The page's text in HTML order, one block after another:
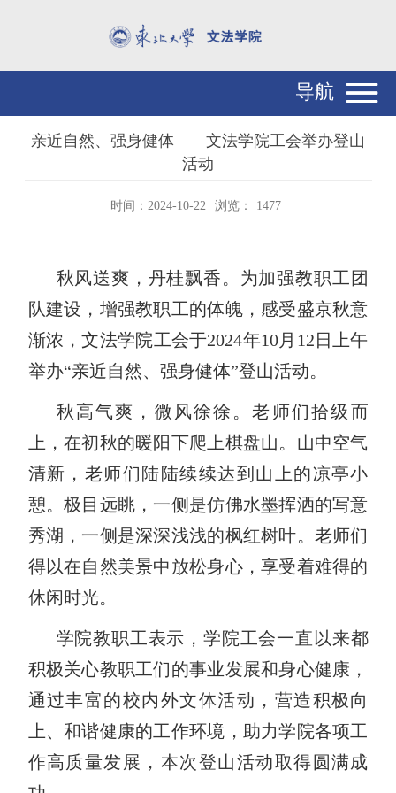
导航
亲近自然、强身健体——文法学院工会举办登山
活动
时间：2024-10-22 浏览： 1477
秋风送爽，丹桂飘香。为加强教职工团
队建设，增强教职工的体魄，感受盛京秋意
渐浓，文法学院工会于2024年10月12日上午
举办“亲近自然、强身健体”登山活动。
秋高气爽，微风徐徐。老师们拾级而
上，在初秋的暖阳下爬上棋盘山。山中空气
清新，老师们陆陆续续达到山上的凉亭小
憩。极目远眺，一侧是仿佛水墨挥洒的写意
秀湖，一侧是深深浅浅的枫红树叶。老师们
得以在自然美景中放松身心，享受着难得的
休闲时光。
学院教职工表示，学院工会一直以来都
积极关心教职工们的事业发展和身心健康，
通过丰富的校内外文体活动，营造积极向
上、和谐健康的工作环境，助力学院各项工
作高质量发展，本次登山活动取得圆满成